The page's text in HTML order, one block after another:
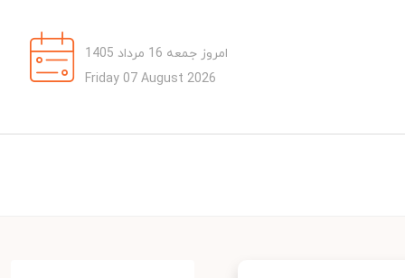
امروز جمعه 16 مرداد 1405
Friday 07 August 2026